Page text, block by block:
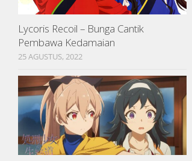
Lycoris Recoil – Bunga Cantik
Pembawa Kedamaian
25 AGUSTUS, 2022